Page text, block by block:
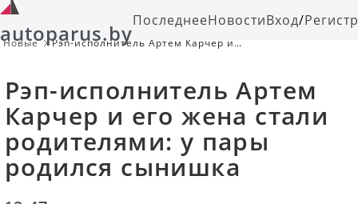
autoparus.byПоследнееНовостиВход/
Новые
Рэп-исполнитель Артем Карчер и
Рэп-исполнитель Артем
Карчер и его жена стали
родителями: у пары
родился сынишка